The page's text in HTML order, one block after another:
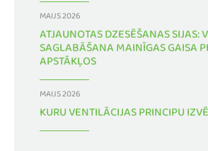
MAIJS 2026
ATJAUNOTAS DZESĒŠANAS SIJAS:
SAGLABĀŠANA MAINĪGAS GAISA
APSTĀKĻOS
MAIJS 2026
KURU VENTILĀCIJAS PRINCIPU